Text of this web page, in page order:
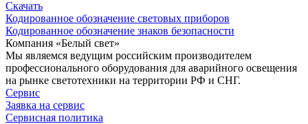
Скачать
Кодированное обозначение световых приборов
Кодированное обозначение знаков безопасности
Компания «Белый свет»
Мы являемся ведущим российским производителем
профессионального оборудования для аварийного освещения
на рынке светотехники на территории РФ и СНГ.
Сервис
Заявка на сервис
Сервисная политика